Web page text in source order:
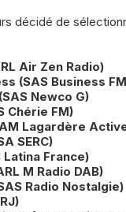
décidé de
Air Zen Radio)
(SAS Business
Newco G)
Chérie FM)
Lagardère
SERC)
Latina France)
M Radio DAB)
Radio Nostalgie)